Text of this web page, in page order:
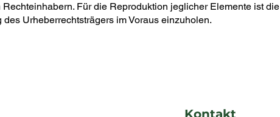
Für die Reproduktion jeglicher Elemente ist die
Urheberrechtsträgers im Voraus einzuholen.
Kontakt